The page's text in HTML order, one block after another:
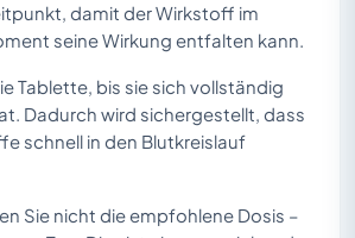
damit der Wirkstoff im
seine Wirkung entfalten kann.
Tablette, bis sie sich vollständig
Dadurch wird sichergestellt, dass
schnell in den Blutkreislauf
Sie nicht die empfohlene Dosis –